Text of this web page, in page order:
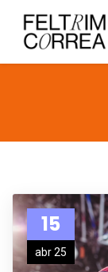
15
abr 25